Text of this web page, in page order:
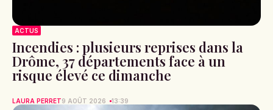
ACTUS
Incendies : plusieurs reprises dans la
Drôme, 37 départements face à un
risque élevé ce dimanche
LAURA PERRET9 AOÛT 2026 13:39